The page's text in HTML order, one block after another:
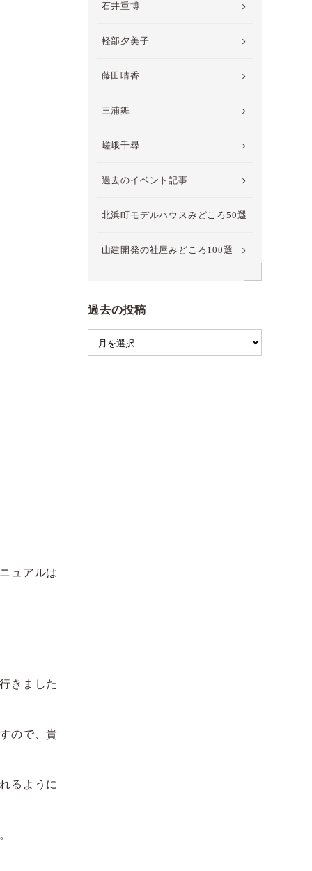
ュアルは
きました
ので、貴
るように
石井重博
軽部夕美子
藤田晴香
三浦舞
嵯峨千尋
過去のイベント記事
北浜町モデルハウスみどころ50選
山建開発の社屋みどころ100選
過去の投稿